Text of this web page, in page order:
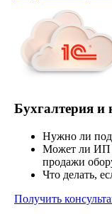
Бухгалтерия и
Нужно ли
Может ли ИП
продажи
Что делать,
Получить